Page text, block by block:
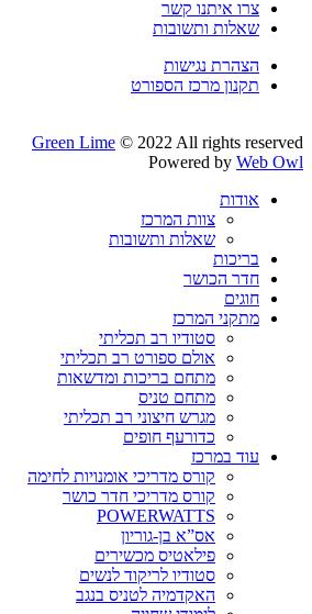
צרו איתנו קשר
שאלות ותשובות
הצהרת נגישות
תקנון מרכז הספורט
Green Lime © 2022 All rights reserved
Powered by Web Owl
אודות
צוות המרכז
שאלות ותשובות
בריכות
חדר הכושר
חוגים
מתקני המרכז
סטודיו רב תכליתי‌
אולם ספורט רב תכליתי
מתחם בריכות ומדשאות‌
מתחם טניס‌
מגרש חיצוני רב תכליתי‌
כדורעף חופים‌
עוד במרכז
קורס מדריכי אומנויות לחימה
קורס מדריכי חדר כושר
POWERWATTS
אס”א בן-גוריון
פילאטיס מכשירים
סטודיו לריקוד לנשים
האקדמיה לטניס בנגב